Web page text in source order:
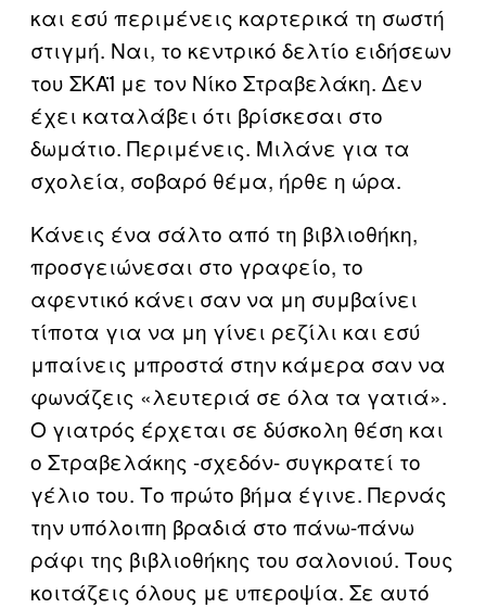
και εσύ περιμένεις καρτερικά τη σωστή
στιγμή. Ναι, το κεντρικό δελτίο ειδήσεων
του ΣΚΑΪ με τον Νίκο Στραβελάκη. Δεν
έχει καταλάβει ότι βρίσκεσαι στο
δωμάτιο. Περιμένεις. Μιλάνε για τα
σχολεία, σοβαρό θέμα, ήρθε η ώρα.
Κάνεις ένα σάλτο από τη βιβλιοθήκη,
προσγειώνεσαι στο γραφείο, το
αφεντικό κάνει σαν να μη συμβαίνει
τίποτα για να μη γίνει ρεζίλι και εσύ
μπαίνεις μπροστά στην κάμερα σαν να
φωνάζεις «λευτεριά σε όλα τα γατιά».
Ο γιατρός έρχεται σε δύσκολη θέση και
ο Στραβελάκης -σχεδόν- συγκρατεί το
γέλιο του. Το πρώτο βήμα έγινε. Περνάς
την υπόλοιπη βραδιά στο πάνω-πάνω
ράφι της βιβλιοθήκης του σαλονιού. Τους
κοιτάζεις όλους με υπεροψία. Σε αυτό